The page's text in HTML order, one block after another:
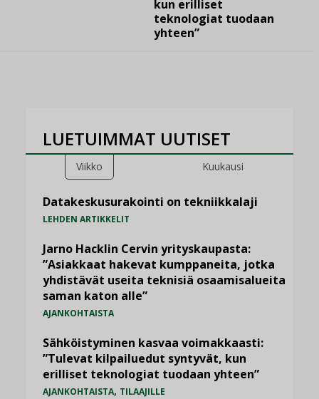
kun erilliset
teknologiat tuodaan
yhteen”
LUETUIMMAT UUTISET
Viikko Kuukausi
Datakeskusurakointi on tekniikkalaji
LEHDEN ARTIKKELIT
Jarno Hacklin Cervin yrityskaupasta:
”Asiakkaat hakevat kumppaneita, jotka
yhdistävät useita teknisiä osaamisalueita
saman katon alle”
AJANKOHTAISTA
Sähköistyminen kasvaa voimakkaasti:
”Tulevat kilpailuedut syntyvät, kun
erilliset teknologiat tuodaan yhteen”
AJANKOHTAISTA, TILAAJILLE